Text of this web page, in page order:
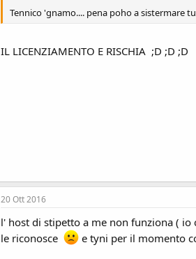
Tennico 'gnamo.... pena poho a sistermare
IL LICENZIAMENTO E RISCHIA ;D ;D ;D
20 Ott 2016
l' host di stipetto a me non funziona (
le riconosce
e tyni per il momento